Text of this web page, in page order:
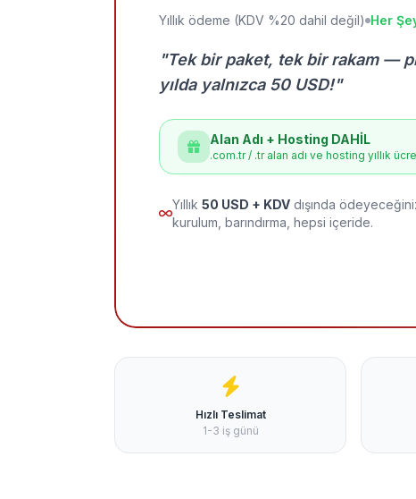
Yıllık ödeme (KDV %20 dahil değil) Her
"Tek bir paket, tek bir rakam —
yılda yalnızca 50 USD!"
Alan Adı + Hosting DAHİL
.com.tr / .tr alan adı ve hosting yıllık
Yıllık 50 USD + KDV dışında
kurulum, barındırma, hepsi içeride.
Hızlı Teslimat
1-3 iş günü